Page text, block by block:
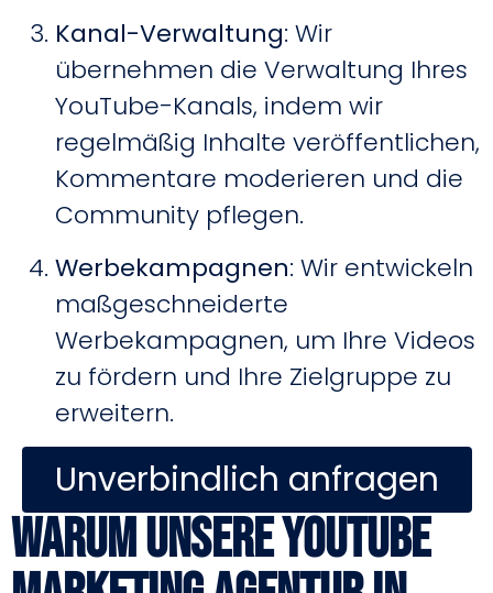
Kanal-Verwaltung: Wir
übernehmen die Verwaltung Ihres
YouTube-Kanals, indem wir
regelmäßig Inhalte veröffentlichen,
Kommentare moderieren und die
Community pflegen.
Werbekampagnen: Wir entwickeln
maßgeschneiderte
Werbekampagnen, um Ihre Videos
zu fördern und Ihre Zielgruppe zu
erweitern.
Unverbindlich anfragen
Warum unsere Youtube